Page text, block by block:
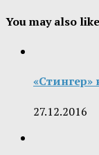
You may also
27.12.2016